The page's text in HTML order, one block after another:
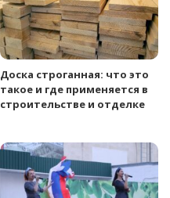
Доска строганная: что это
такое и где применяется в
строительстве и отделке